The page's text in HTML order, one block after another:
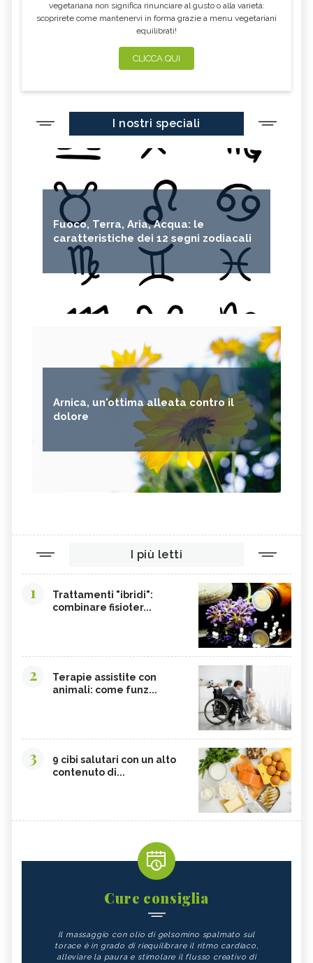
vegetariana non significa rinunciare al gusto o alla varietà:
scoprirete come mantenervi in forma grazie a menu vegetariani
equilibrati!
CLICCA QUI
I nostri speciali
Fuoco, Terra, Aria, Acqua: le
caratteristiche dei 12 segni zodiacali
Arnica, un'ottima alleata contro il
dolore
I più letti
1
Trattamenti "ibridi":
combinare fisioter...
2
Terapie assistite con
animali: come funz...
3
9 cibi salutari con un alto
contenuto di...
Cure consiglia
Il massaggio con olio di gelsomino spalmato sul
torace è in grado di riequilibrare il ritmo cardiaco,
alleviare la paura e stimolare il flusso creativo di